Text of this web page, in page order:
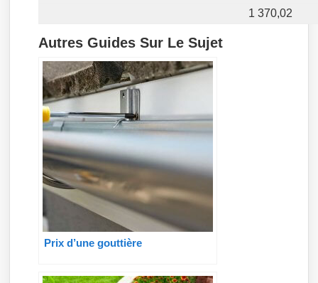
1 370,02
Autres Guides Sur Le Sujet
Prix d’une gouttière